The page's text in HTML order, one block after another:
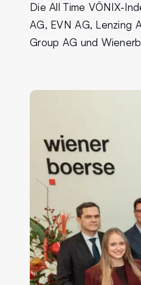
Die All Time VÖNIX-
AG, EVN AG, Lenzing
Group AG und